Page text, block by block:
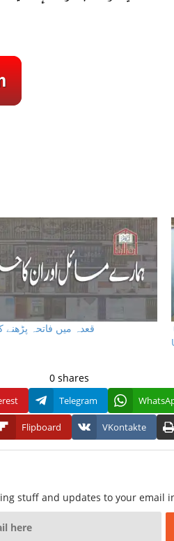
قعدہ میں فاتحہ پڑھنے
0 shares
Telegram
Flipboard VKontakte
stuff and updates to your email